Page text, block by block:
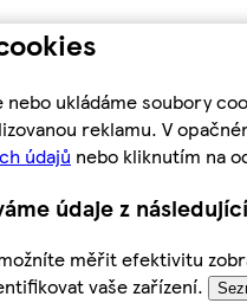
nebo ukládáme soubory
reklamu. V
údajů nebo kliknutím na
údaje z
měřit efektivitu
vaše zařízení.